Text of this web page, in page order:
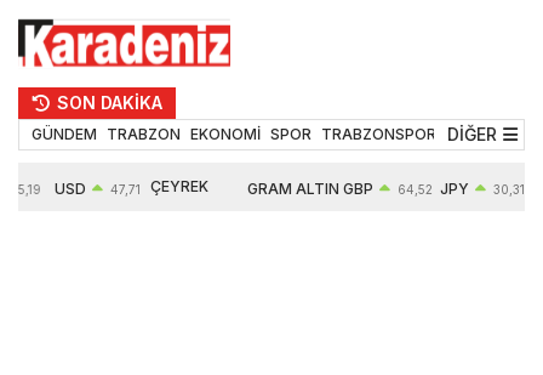
SON DAKİKA
GÜNDEM TRABZON EKONOMİ SPOR TRABZONSPOR TEKNOLOJİ
DİĞER
55,19 USD 47,71 ÇEYREK GRAM ALTIN GBP 64,52 JPY 30,31